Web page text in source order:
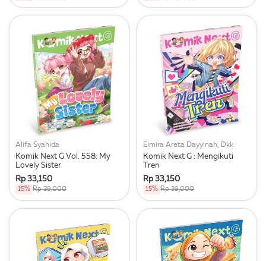
Alifa Syahida
Komik Next G Vol. 558: My
Lovely Sister
Rp 33,150
15% Rp 39,000
Eimira Areta Dayyinah, Dkk
Komik Next G : Mengikuti
Tren
Rp 33,150
15% Rp 39,000